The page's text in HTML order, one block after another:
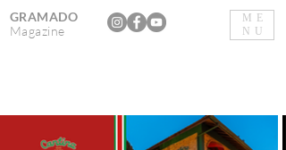
ME
NU
GRAMADO
Magazine